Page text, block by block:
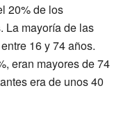
20% de los
La mayoría de las
16 y 74 años.
eran mayores de 74
era de unos 40